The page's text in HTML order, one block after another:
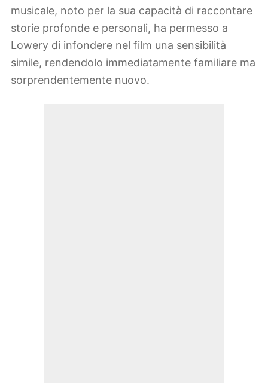
musicale, noto per la sua capacità di raccontare
storie profonde e personali, ha permesso a
Lowery di infondere nel film una sensibilità
simile, rendendolo immediatamente familiare ma
sorprendentemente nuovo.